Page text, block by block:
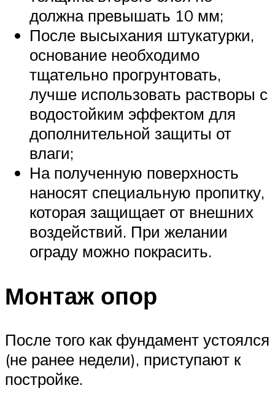
должна превышать 10 мм;
После высыхания штукатурки,
основание необходимо
тщательно прогрунтовать,
лучше использовать растворы с
водостойким эффектом для
дополнительной защиты от
влаги;
На полученную поверхность
наносят специальную пропитку,
которая защищает от внешних
воздействий. При желании
ограду можно покрасить.
Монтаж опор
После того как фундамент устоялся
(не ранее недели), приступают к
постройке.